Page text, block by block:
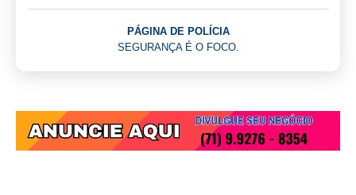
PÁGINA DE POLÍCIA
SEGURANÇA É O FOCO.